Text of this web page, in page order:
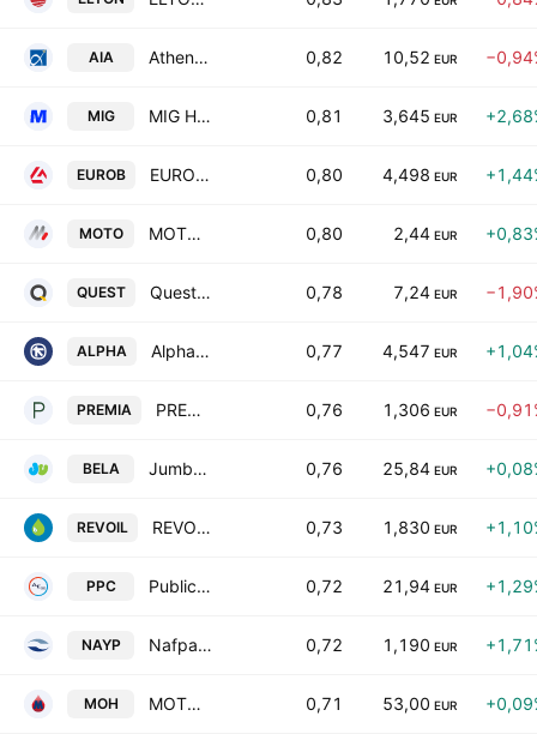
AIA Athens International Airport S.A 0,82 10,52 EUR
MIG MIG HOLDINGS S.A. 0,81 3,645 EUR
EUROB EUROBANK S.A. 0,80 4,498 EUR
MOTO MOTODYNAMICS S.A. 0,80 2,44 EUR
QUEST Quest Holdings SA 0,78 7,24 EUR
ALPHA Alpha Bank S.A. 0,77 4,547 EUR
PREMIA PREMIA REAL ESTATE INVESTMENT COMPANY SOCIETE ANOMYME 0,76 1,306 EUR
BELA Jumbo S.A. 0,76 25,84 EUR
REVOIL REVOIL Petroleum Company SA 0,73 1,830 EUR
PPC Public Power Corporation S.A. 0,72 21,94 EUR
NAYP Nafpaktos Textile Industry SA 0,72 1,190 EUR
MOH MOTOR OIL (HELLAS) CORINTH REFINERIES S.A. 0,71 53,00 EUR